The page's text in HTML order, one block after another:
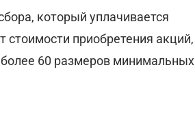
который уплачивается
стоимости приобретения акций,
60 размеров минимальных